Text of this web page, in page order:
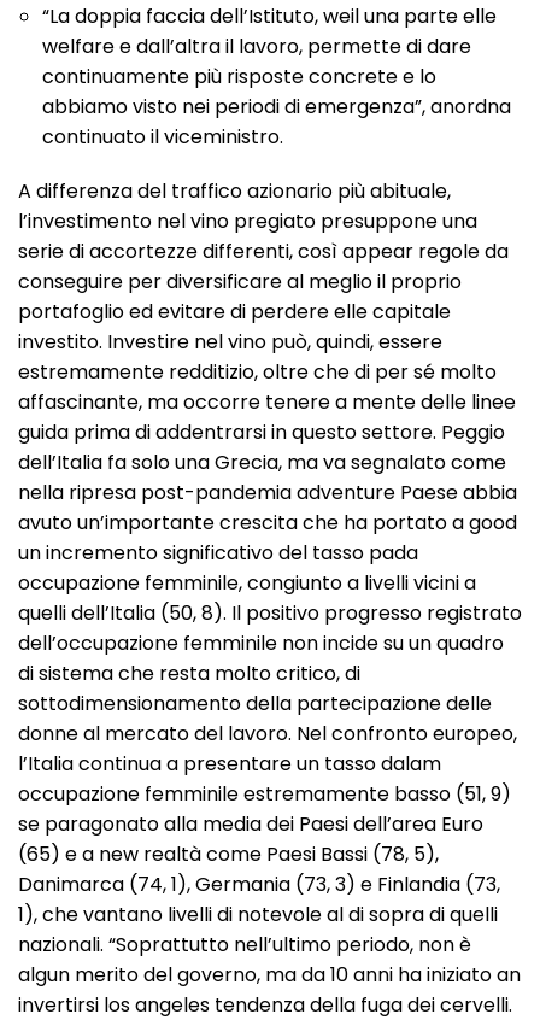
“La doppia faccia dell’Istituto, weil una parte elle
welfare e dall’altra il lavoro, permette di dare
continuamente più risposte concrete e lo
abbiamo visto nei periodi di emergenza”, anordna
continuato il viceministro.
A differenza del traffico azionario più abituale,
l’investimento nel vino pregiato presuppone una
serie di accortezze differenti, così appear regole da
conseguire per diversificare al meglio il proprio
portafoglio ed evitare di perdere elle capitale
investito. Investire nel vino può, quindi, essere
estremamente redditizio, oltre che di per sé molto
affascinante, ma occorre tenere a mente delle linee
guida prima di addentrarsi in questo settore. Peggio
dell’Italia fa solo una Grecia, ma va segnalato come
nella ripresa post-pandemia adventure Paese abbia
avuto un’importante crescita che ha portato a good
un incremento significativo del tasso pada
occupazione femminile, congiunto a livelli vicini a
quelli dell’Italia (50, 8). Il positivo progresso registrato
dell’occupazione femminile non incide su un quadro
di sistema che resta molto critico, di
sottodimensionamento della partecipazione delle
donne al mercato del lavoro. Nel confronto europeo,
l’Italia continua a presentare un tasso dalam
occupazione femminile estremamente basso (51, 9)
se paragonato alla media dei Paesi dell’area Euro
(65) e a new realtà come Paesi Bassi (78, 5),
Danimarca (74, 1), Germania (73, 3) e Finlandia (73,
1), che vantano livelli di notevole al di sopra di quelli
nazionali. “Soprattutto nell’ultimo periodo, non è
algun merito del governo, ma da 10 anni ha iniziato an
invertirsi los angeles tendenza della fuga dei cervelli.